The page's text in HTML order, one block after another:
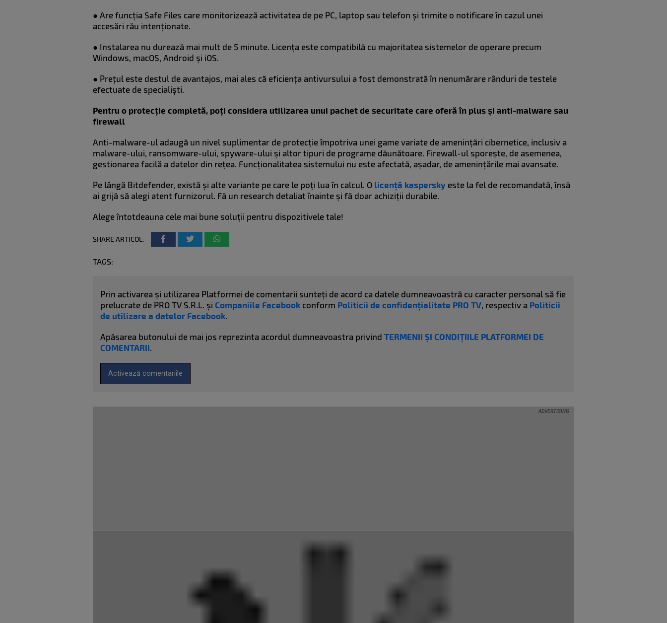
● Are funcția Safe Files care monitorizează activitatea de pe PC, laptop sau telefon și trimite o notificare în cazul unei
accesări rău intenționate.
● Instalarea nu durează mai mult de 5 minute. Licența este compatibilă cu majoritatea sistemelor de operare precum
Windows, macOS, Android și iOS.
● Prețul este destul de avantajos, mai ales că eficiența antivursului a fost demonstrată în nenumărare rânduri de testele
efectuate de specialiști.
Pentru o protecție completă, poți considera utilizarea unui pachet de securitate care oferă în plus și anti-malware sau
firewall
Anti-malware-ul adaugă un nivel suplimentar de protecție împotriva unei game variate de amenințări cibernetice, inclusiv a
malware-ului, ransomware-ului, spyware-ului și altor tipuri de programe dăunătoare. Firewall-ul sporește, de asemenea,
gestionarea facilă a datelor din rețea. Funcționalitatea sistemului nu este afectată, așadar, de amenințările mai avansate.
Pe lângă Bitdefender, există și alte variante pe care le poți lua în calcul. O licență kaspersky este la fel de recomandată, însă
ai grijă să alegi atent furnizorul. Fă un research detaliat înainte și fă doar achiziții durabile.
Alege întotdeauna cele mai bune soluții pentru dispozitivele tale!
SHARE ARTICOL:
TAGS:
Prin activarea și utilizarea Platformei de comentarii sunteți de acord ca datele dumneavoastră cu caracter personal să fie
prelucrate de PRO TV S.R.L. și Companiile Facebook conform Politicii de confidențialitate PRO TV, respectiv a Politicii
de utilizare a datelor Facebook.
Apăsarea butonului de mai jos reprezinta acordul dumneavoastra privind TERMENII ȘI CONDIȚIILE PLATFORMEI DE
COMENTARII.
Activează comentariile